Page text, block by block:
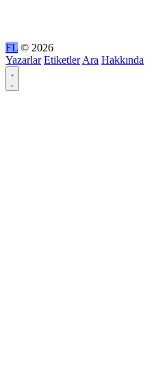
FL © 2026
Yazarlar Etiketler Ara Hakkında